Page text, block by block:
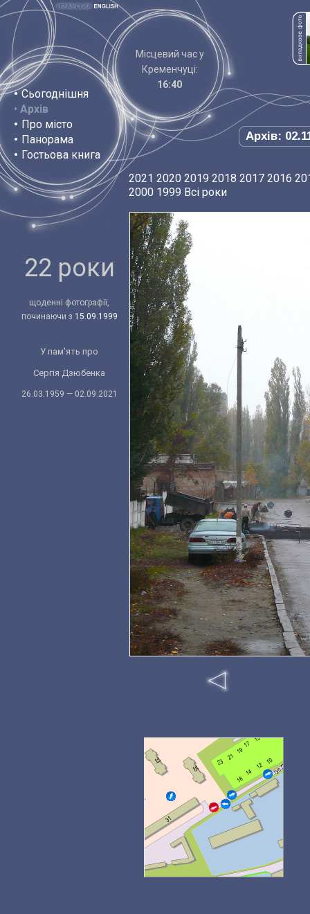
• Сьогоднішня
• Архів
• Про місто
• Панорама
• Гостьова книга
Місцевий час у
Кременчуці:
16:40
Архів:
22 роки
щоденні фотографії,
починаючи з 15.09.1999
У пам'ять про
Сергія Дзюбенка
26.03.1959 — 02.09.2021
2021 2020 2019 2018 2017 2016
2000 1999 Всі роки